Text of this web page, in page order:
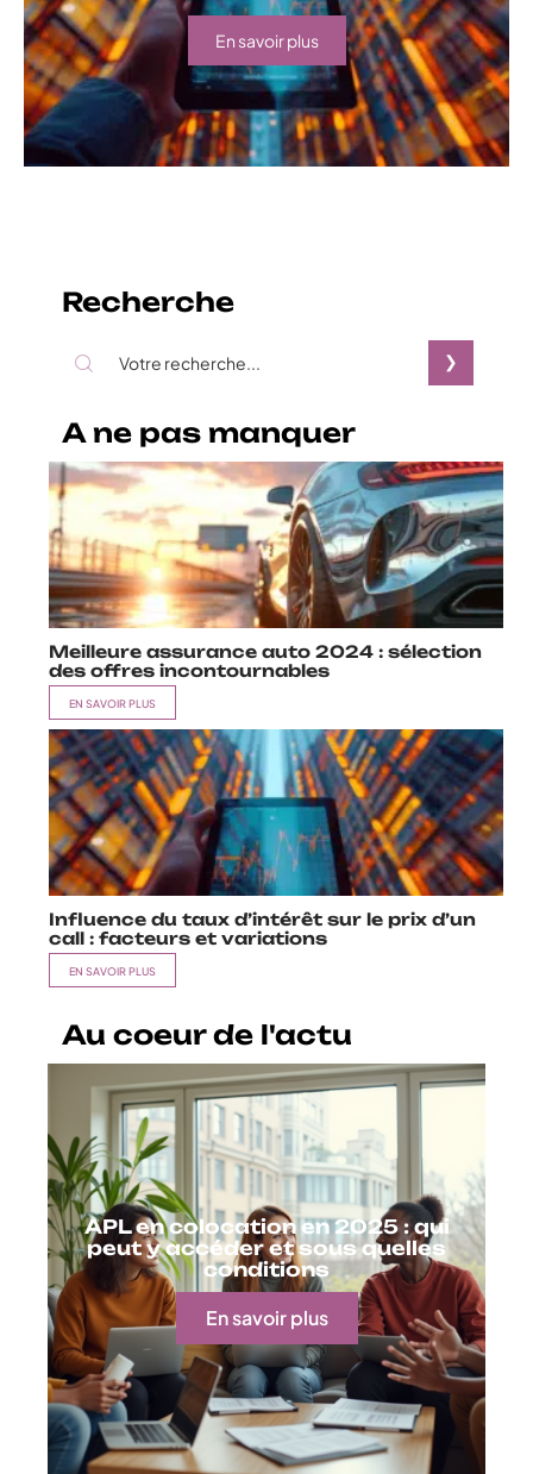
En savoir plus
Recherche
A ne pas manquer
Meilleure assurance auto 2024 : sélection
des offres incontournables
EN SAVOIR PLUS
Influence du taux d’intérêt sur le prix d’un
call : facteurs et variations
EN SAVOIR PLUS
Au coeur de l'actu
APL en colocation en 2025 : qui
peut y accéder et sous quelles
conditions
En savoir plus